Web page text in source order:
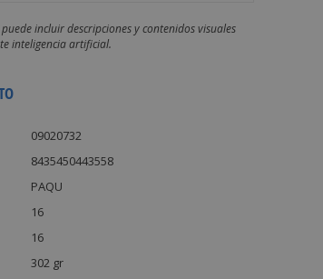
incluir descripciones y contenidos visuales
inteligencia artificial.
09020732
8435450443558
PAQU
16
16
302 gr